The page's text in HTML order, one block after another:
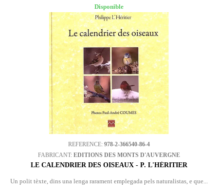
Disponible
REFERENCE: 978-2-366540-86-4
FABRICANT: EDITIONS DES MONTS D'AUVERGNE
LE CALENDRIER DES OISEAUX - P. L'HÉRITIER
Un polit tèxte, dins una lenga rarament emplegada pels naturalistas, e que...